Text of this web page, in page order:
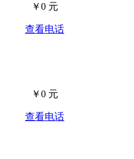
￥0 元
查看电话
￥0 元
查看电话